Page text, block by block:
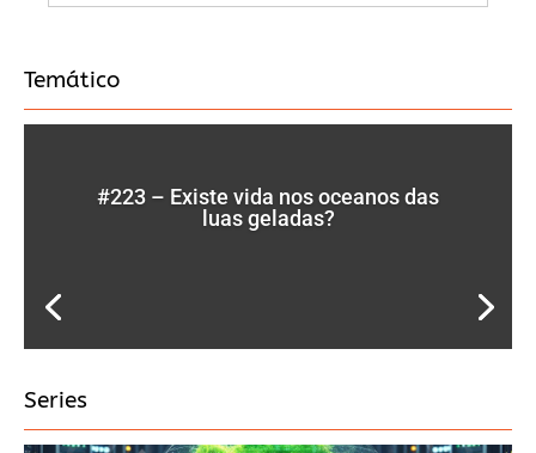
Temático
#223 – Existe vida nos oceanos das
luas geladas?
Series